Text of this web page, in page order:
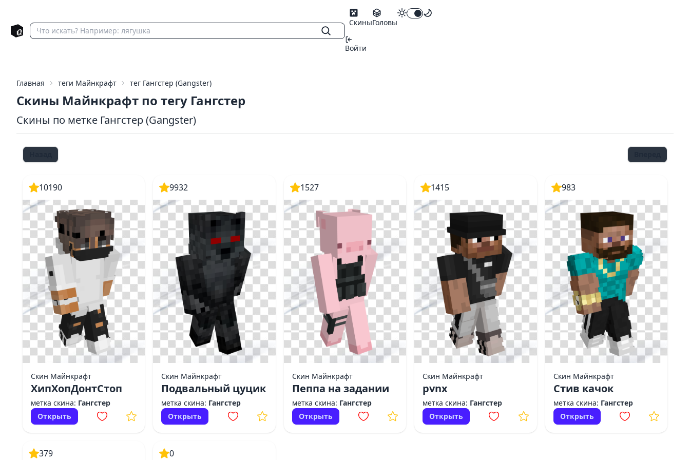
СкиныГоловы
Войти
Главная теги Майнкрафт тег Гангстер (Gangster)
Скины Майнкрафт по тегу Гангстер
Скины по метке Гангстер (Gangster)
10190
Скин Майнкрафт
ХипХопДонтСтоп
метка скина: Гангстер
Открыть
9932
Скин Майнкрафт
Подвальный цуцик
метка скина: Гангстер
Открыть
1527
Скин Майнкрафт
Пеппа на задании
метка скина: Гангстер
Открыть
1415
Скин Майнкрафт
pvnx
метка скина: Гангстер
Открыть
983
Скин Майнкрафт
Стив качок
метка скина: Гангстер
Открыть
379 0